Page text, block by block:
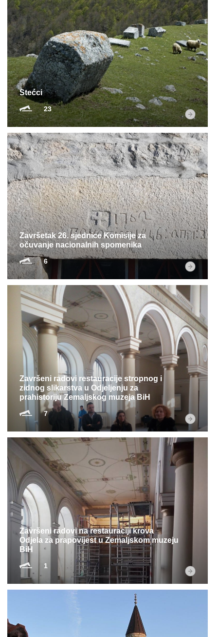
Stećci
23
Završetak 26. sjednice Komisije za
očuvanje nacionalnih spomenika
6
Završeni radovi restauracije stropnog i
zidnog slikarstva u Odjeljenju za
prahistoriju Zemaljskog muzeja BiH
7
Završeni radovi na restauraciji krova
Odjela za prapovijest u Zemaljskom muzeju
BiH
1